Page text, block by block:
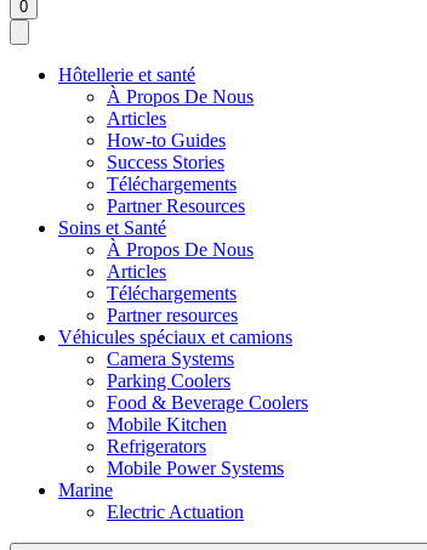
0
Hôtellerie et santé
À Propos De Nous
Articles
How-to Guides
Success Stories
Téléchargements
Partner Resources
Soins et Santé
À Propos De Nous
Articles
Téléchargements
Partner resources
Véhicules spéciaux et camions
Camera Systems
Parking Coolers
Food & Beverage Coolers
Mobile Kitchen
Refrigerators
Mobile Power Systems
Marine
Electric Actuation